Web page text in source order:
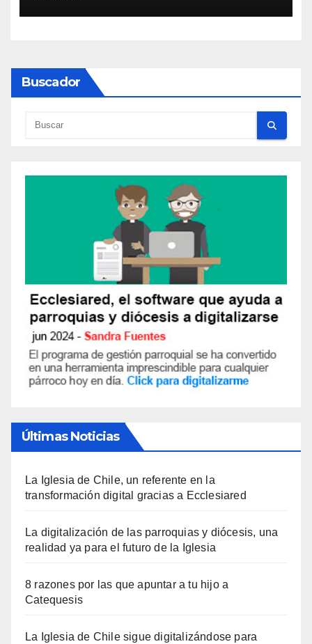
Buscador
Últimas Noticias
La Iglesia de Chile, un referente en la
transformación digital gracias a Ecclesiared
La digitalización de las parroquias y diócesis, una
realidad ya para el futuro de la Iglesia
8 razones por las que apuntar a tu hijo a
Catequesis
La Iglesia de Chile sigue digitalizándose para